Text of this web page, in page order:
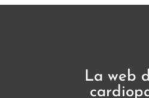
La web